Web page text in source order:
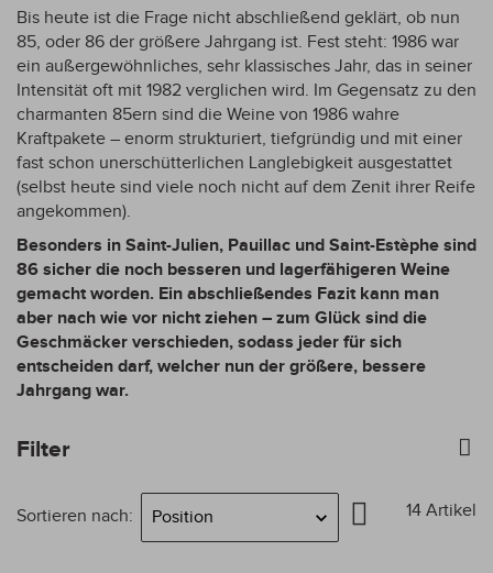
Bis heute ist die Frage nicht abschließend geklärt, ob nun
85, oder 86 der größere Jahrgang ist. Fest steht: 1986 war
ein außergewöhnliches, sehr klassisches Jahr, das in seiner
Intensität oft mit 1982 verglichen wird. Im Gegensatz zu den
charmanten 85ern sind die Weine von 1986 wahre
Kraftpakete – enorm strukturiert, tiefgründig und mit einer
fast schon unerschütterlichen Langlebigkeit ausgestattet
(selbst heute sind viele noch nicht auf dem Zenit ihrer Reife
angekommen).
Besonders in Saint-Julien, Pauillac und Saint-Estèphe sind
86 sicher die noch besseren und lagerfähigeren Weine
gemacht worden. Ein abschließendes Fazit kann man
aber nach wie vor nicht ziehen – zum Glück sind die
Geschmäcker verschieden, sodass jeder für sich
entscheiden darf, welcher nun der größere, bessere
Jahrgang war.
Filter
Bitte auswählen
Sortieren nach 14 Artikel